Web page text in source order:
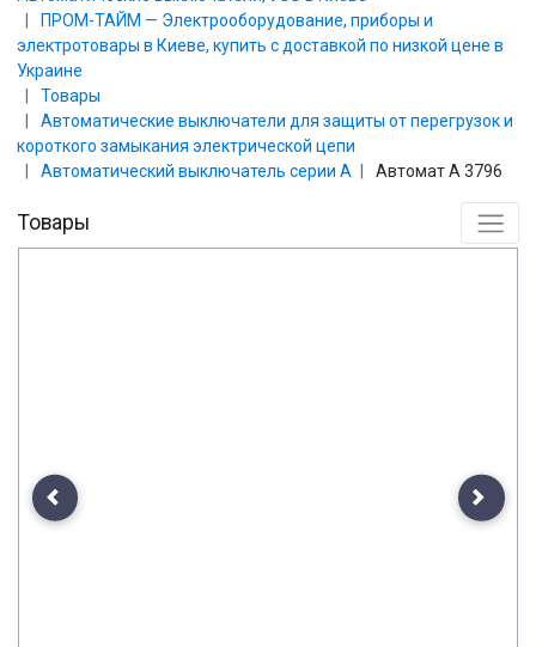
ПРОМ-ТАЙМ — Электрооборудование, приборы и
электротовары в Киеве, купить с доставкой по низкой цене в
Украине
Товары
Автоматические выключатели для защиты от перегрузок и
короткого замыкания электрической цепи
Автоматический выключатель серии А
Автомат А 3796
Товары
Previous Next